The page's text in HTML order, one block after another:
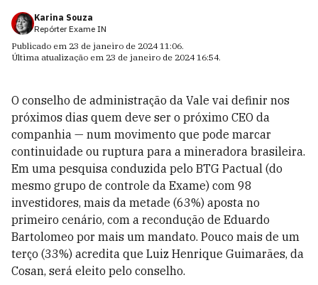
Karina Souza
Repórter Exame IN
Publicado em 23 de janeiro de 2024 11:06.
Última atualização em 23 de janeiro de 2024 16:54.
O conselho de administração da Vale vai definir nos
próximos dias quem deve ser o próximo CEO da
companhia — num movimento que pode marcar
continuidade ou ruptura para a mineradora brasileira.
Em uma pesquisa conduzida pelo BTG Pactual (do
mesmo grupo de controle da Exame) com 98
investidores, mais da metade (63%) aposta no
primeiro cenário, com a recondução de Eduardo
Bartolomeo por mais um mandato. Pouco mais de um
terço (33%) acredita que Luiz Henrique Guimarães, da
Cosan, será eleito pelo conselho.